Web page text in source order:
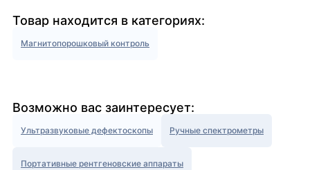
Товар находится в категориях:
Магнитопорошковый контроль
Возможно вас заинтересует:
Ультразвуковые дефектоскопы Ручные спектрометры
Портативные рентгеновские аппараты